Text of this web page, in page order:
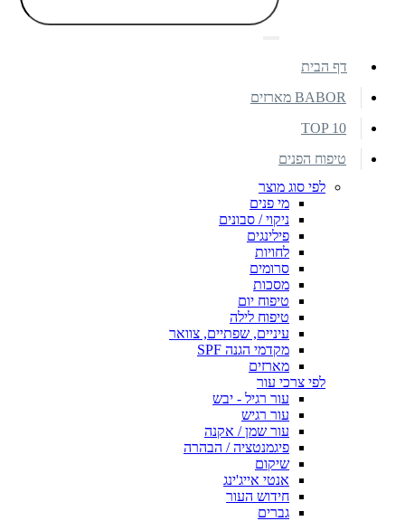
דף הבית
BABOR מארזים
TOP 10
טיפוח הפנים
לפי סוג מוצר
מי פנים
ניקוי / סבונים
פילינגים
לחויות
סרומים
מסכות
טיפוח יום
טיפוח לילה
עיניים, שפתיים, צוואר
מקדמי הגנה SPF
מארזים
לפי צרכי עור
עור רגיל - יבש
עור רגיש
עור שמן / אקנה
פיגמנטציה / הבהרה
שיקום
אנטי אייג'ינג
חידוש העור
גברים